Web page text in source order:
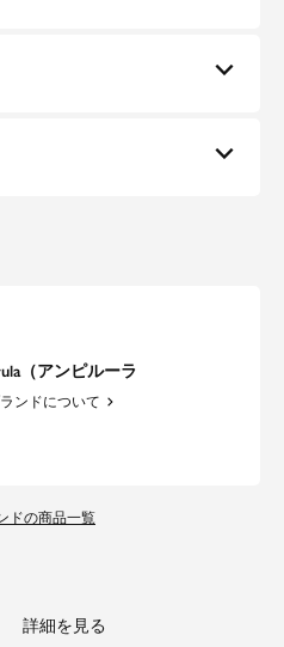
（アンピルーラ
ンドについて
ドの商品一覧
詳細を見る